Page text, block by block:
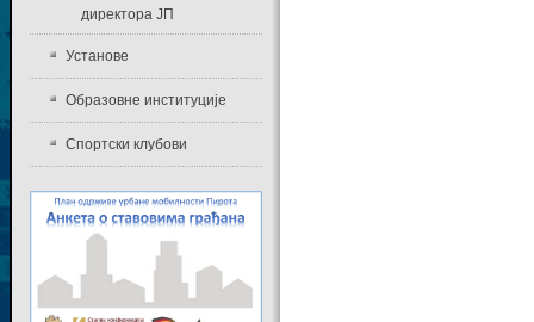
директора ЈП
Установе
Образовне институције
Спортски клубови